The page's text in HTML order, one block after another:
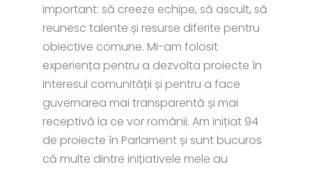
important: să creeze echipe, să ascult, să
reunesc talente și resurse diferite pentru
obiective comune. Mi-am folosit
experiența pentru a dezvolta proiecte în
interesul comunității și pentru a face
guvernarea mai transparentă și mai
receptivă la ce vor românii. Am inițiat 94
de proiecte în Parlament și sunt bucuros
că multe dintre inițiativele mele au